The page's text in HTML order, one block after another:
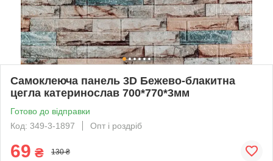
Самоклеюча панель 3D Бежево-блакитна
цегла катеринослав 700*770*3мм
Готово до відправки
Код: 349-3-1897
Опт і роздріб
69 ₴ 130 ₴